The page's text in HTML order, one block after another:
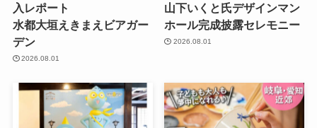
入レポート
水都大垣えきまえビアガー
デン
2026.08.01
山下いくと氏デザインマン
ホール完成披露セレモニー
2026.08.01